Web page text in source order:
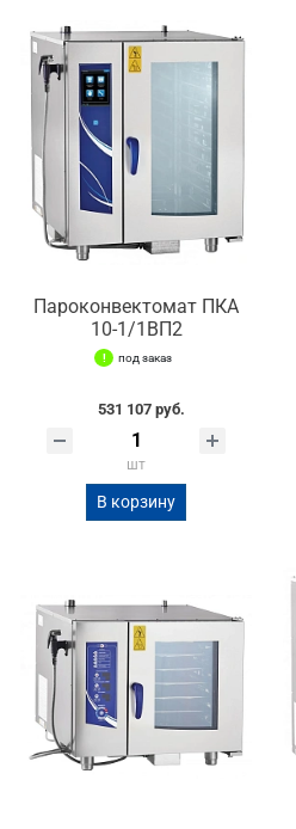
Пароконвектомат ПКА
10-1/1ВП2
под заказ
531 107 руб.
шт
В корзину